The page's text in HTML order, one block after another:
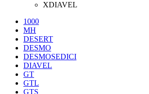
XDIAVEL
1000
MH
DESERT
DESMO
DESMOSEDICI
DIAVEL
GT
GTL
GTS